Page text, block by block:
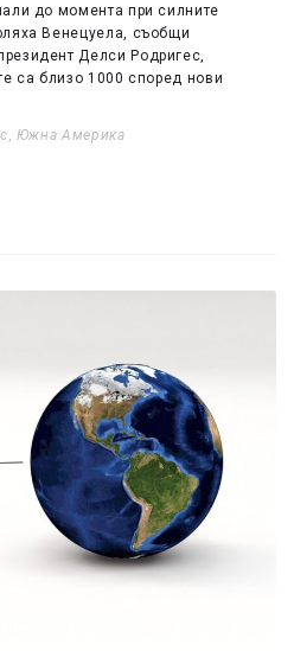
до момента при силните
Венецуела, съобщи
Делси Родригес,
са близо 1000 според нови
, Южна Америка